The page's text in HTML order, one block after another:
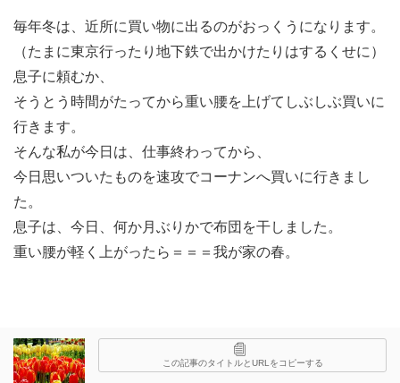
毎年冬は、近所に買い物に出るのがおっくうになります。
（たまに東京行ったり地下鉄で出かけたりはするくせに）
息子に頼むか、
そうとう時間がたってから重い腰を上げてしぶしぶ買いに
行きます。
そんな私が今日は、仕事終わってから、
今日思いついたものを速攻でコーナンへ買いに行きまし
た。
息子は、今日、何か月ぶりかで布団を干しました。
重い腰が軽く上がったら＝＝＝我が家の春。
この記事のタイトルとURLをコピーする